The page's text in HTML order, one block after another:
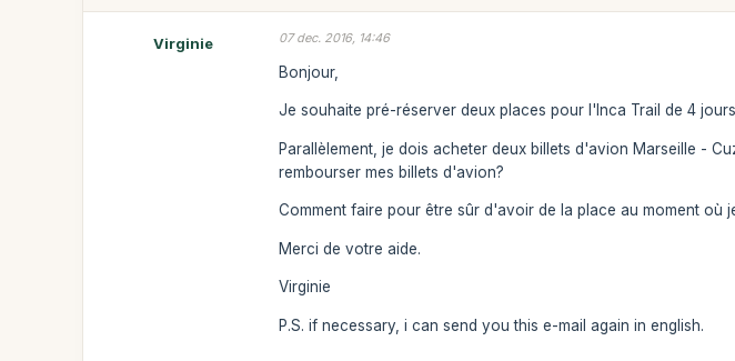
Virginie 07 dec. 2016, 14:46
Bonjour,
Je souhaite pré-réserver deux places pour l'Inca Trail de 4 jours
Parallèlement, je dois acheter deux billets d'avion Marseille -
rembourser mes billets d'avion?
Comment faire pour être sûr d'avoir de la place au moment où
Merci de votre aide.
Virginie
P.S. if necessary, i can send you this e-mail again in english.